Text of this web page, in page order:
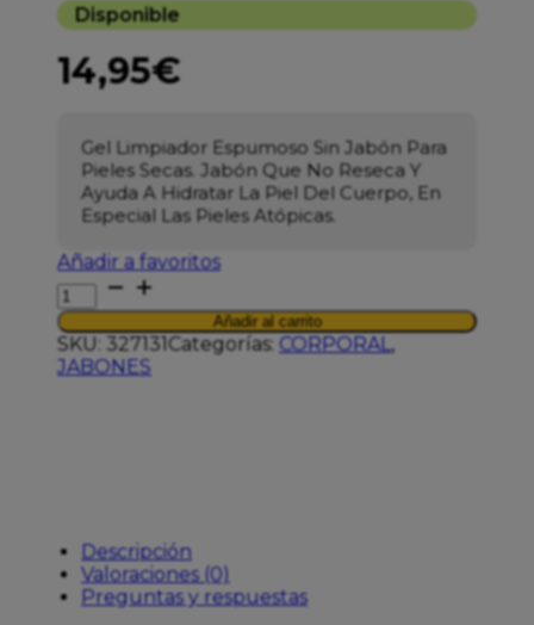
Disponible
14,95€
Gel Limpiador Espumoso Sin Jabón Para
Pieles Secas. Jabón Que No Reseca Y
Ayuda A Hidratar La Piel Del Cuerpo, En
Especial Las Pieles Atópicas.
Añadir a favoritos
BIODERMA
ATODERM
GEL
DUCHA
1000
Añadir al carrito
SKU: 327131Categorías: CORPORAL,
JABONES
Descripción
Valoraciones (0)
Preguntas y respuestas